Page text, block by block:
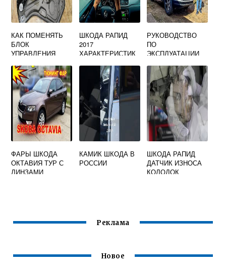
КАК ПОМЕНЯТЬ
БЛОК
УПРАВЛЕНИЯ
ИКАМИ НА ШКОДА
ОКТАВИЯ А5
ШКОДА РАПИД
2017
ХАРАКТЕРИСТИК
РУКОВОДСТВО
ПО
ЭКСПЛУАТАЦИИ
ФАРЫ ШКОДА
ОКТАВИЯ ТУР С
ЛИНЗАМИ
КАМИК ШКОДА В
РОССИИ
ШКОДА РАПИД
ДАТЧИК ИЗНОСА
КОЛОДОК
Реклама
Новое